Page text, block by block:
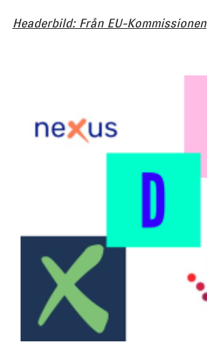
Headerbild: Från EU-Kommissionen